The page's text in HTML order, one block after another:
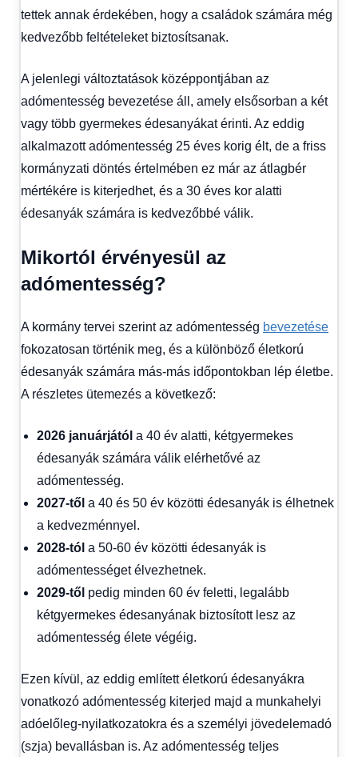
tettek annak érdekében, hogy a családok számára még
kedvezőbb feltételeket biztosítsanak.
A jelenlegi változtatások középpontjában az
adómentesség bevezetése áll, amely elsősorban a két
vagy több gyermekes édesanyákat érinti. Az eddig
alkalmazott adómentesség 25 éves korig élt, de a friss
kormányzati döntés értelmében ez már az átlagbér
mértékére is kiterjedhet, és a 30 éves kor alatti
édesanyák számára is kedvezőbbé válik.
Mikortól érvényesül az
adómentesség?
A kormány tervei szerint az adómentesség bevezetése
fokozatosan történik meg, és a különböző életkorú
édesanyák számára más-más időpontokban lép életbe.
A részletes ütemezés a következő:
2026 januárjától a 40 év alatti, kétgyermekes
édesanyák számára válik elérhetővé az
adómentesség.
2027-től a 40 és 50 év közötti édesanyák is élhetnek
a kedvezménnyel.
2028-tól a 50-60 év közötti édesanyák is
adómentességet élvezhetnek.
2029-től pedig minden 60 év feletti, legalább
kétgyermekes édesanyának biztosított lesz az
adómentesség élete végéig.
Ezen kívül, az eddig említett életkorú édesanyákra
vonatkozó adómentesség kiterjed majd a munkahelyi
adóelőleg-nyilatkozatokra és a személyi jövedelemadó
(szja) bevallásban is. Az adómentesség teljes